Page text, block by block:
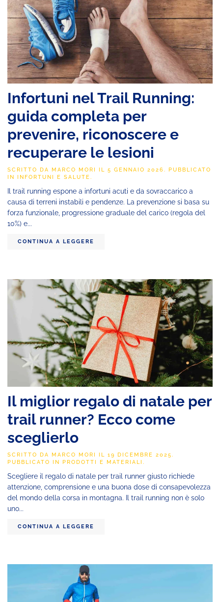
Infortuni nel Trail Running:
guida completa per
prevenire, riconoscere e
recuperare le lesioni
SCRITTO DA MARCO MORI IL 5 GENNAIO 2026. PUBBLICATO
IN INFORTUNI E SALUTE.
Il trail running espone a infortuni acuti e da sovraccarico a
causa di terreni instabili e pendenze. La prevenzione si basa su
forza funzionale, progressione graduale del carico (regola del
10%) e...
CONTINUA A LEGGERE
Il miglior regalo di natale per
trail runner? Ecco come
sceglierlo
SCRITTO DA MARCO MORI IL 19 DICEMBRE 2025.
PUBBLICATO IN
PRODOTTI E MATERIALI .
Scegliere il regalo di natale per trail runner giusto richiede
attenzione, comprensione e una buona dose di consapevolezza
del mondo della corsa in montagna. Il trail running non è solo
uno...
CONTINUA A LEGGERE